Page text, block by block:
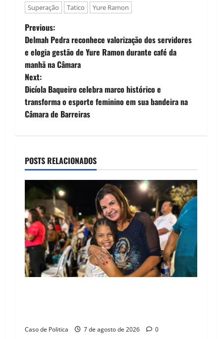
Superação
Tatico Yure Ramon
P
o
s
t
n
v
i
g
a
t
i
o
Previous:
Delmah Pedra reconhece valorização dos servidores
e elogia gestão de Yure Ramon durante café da
manhã na Câmara
Next:
Dicíola Baqueiro celebra marco histórico e
transforma o esporte feminino em sua bandeira na
Câmara de Barreiras
POSTS RELACIONADOS
Caso de Politica 7 de agosto de 2026 0